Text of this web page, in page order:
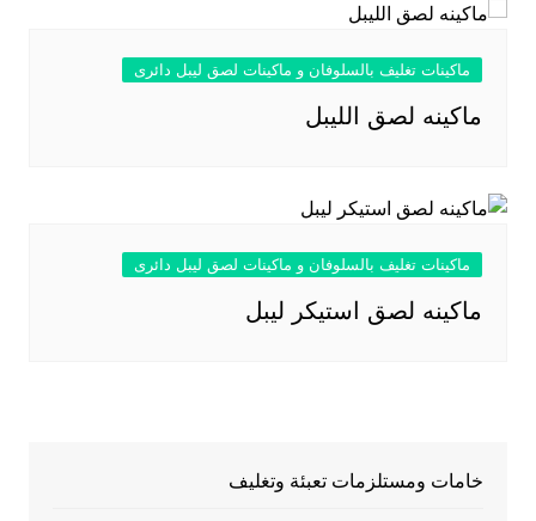
ماكينات تغليف بالسلوفان و ماكينات لصق ليبل دائرى
ماكينه لصق الليبل
ماكينات تغليف بالسلوفان و ماكينات لصق ليبل دائرى
ماكينه لصق استيكر ليبل
خامات ومستلزمات تعبئة وتغليف